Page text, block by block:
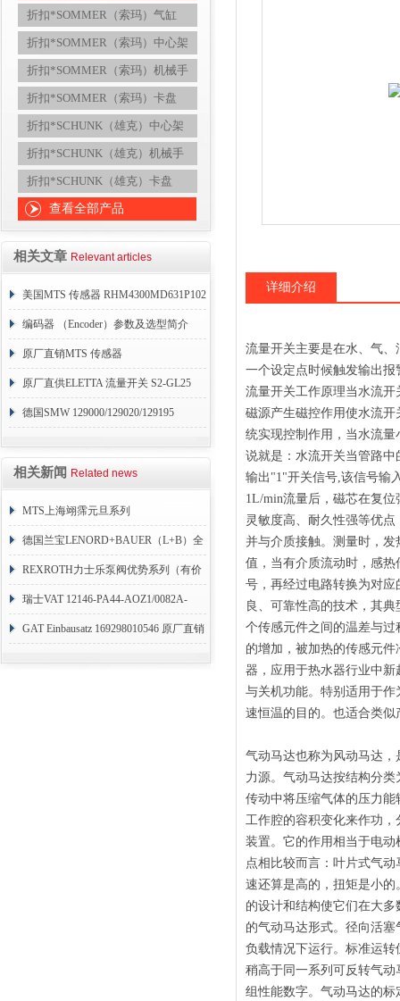
折扣*SOMMER（索玛）气缸
折扣*SOMMER（索玛）中心架
折扣*SOMMER（索玛）机械手
折扣*SOMMER（索玛）卡盘
折扣*SCHUNK（雄克）中心架
折扣*SCHUNK（雄克）机械手
折扣*SCHUNK（雄克）卡盘
查看全部产品
相关文章 Relevant articles
美国MTS 传感器 RHM4300MD631P102
编码器 （Encoder）参数及选型简介
原厂直销MTS 传感器
GHM0250MR051A1
原厂直供ELETTA 流量开关 S2-GL25
德国SMW 129000/129020/129195
相关新闻 Related news
MTS上海翊霈元旦系列
RHM3050MR081A01
德国兰宝LENORD+BAUER（L+B）全
系列编码器
REXROTH力士乐泵阀优势系列（有价
目表）
瑞士VAT 12146-PA44-AOZ1/0082A-
1173938
GAT Einbausatz 169298010546 原厂直销
详细介绍
流量开关主要是在水、气
一个设定点时候触发输出
流量开关工作原理当水流
磁源产生磁控作用使水流
统实现控制作用，当水流
说就是：水流开关当管路
输出"1"开关信号,该信号输
1L/min流量后，磁芯在复
灵敏度高、耐久性强等优
并与介质接触。测量时，
值，当有介质流动时，感
号，再经过电路转换为对
良、可靠性高的技术，其
个传感元件之间的温差与
的增加，被加热的传感元
器，应用于热水器行业中
与关机功能。特别适用于
速恒温的目的。也适合类
气动马达也称为风动马达
力源。气动马达按结构分
传动中将压缩气体的压力
工作腔的容积变化来作功
装置。它的作用相当于电
点相比较而言：叶片式气
速还算是高的，扭矩是小
的设计和结构使它们在大
的气动马达形式。径向活
负载情况下运行。标准运
稍高于同一系列可反转气
组性能数字。气动马达的